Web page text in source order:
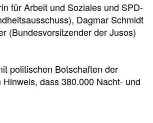
für Arbeit und Soziales und SPD-
Dagmar Schmidt
(Bundesvorsitzender der Jusos)
politischen Botschaften der
dass 380.000 Nacht- und